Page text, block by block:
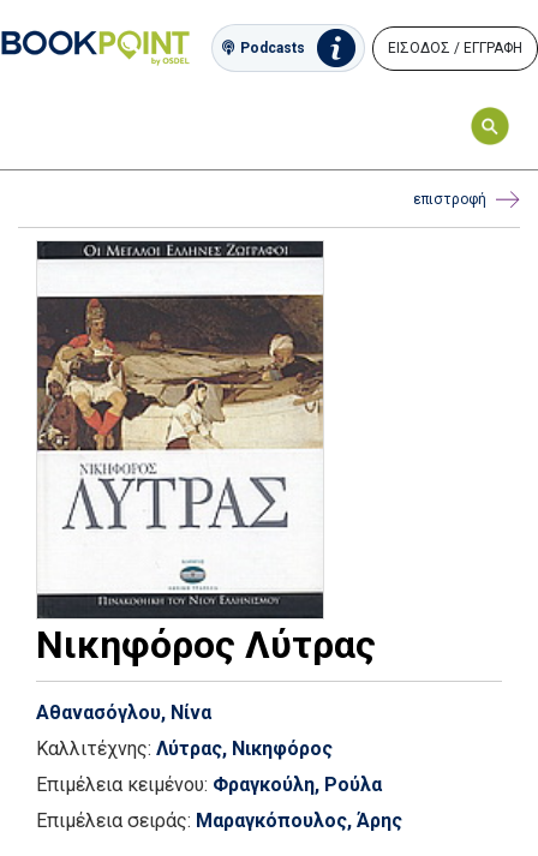
Podcasts ΕΙΣΟΔΟΣ / ΕΓΓΡΑΦΗ
επιστροφή
Νικηφόρος Λύτρας
Αθανασόγλου, Νίνα
Καλλιτέχνης: Λύτρας, Νικηφόρος
Επιμέλεια κειμένου: Φραγκούλη, Ρούλα
Επιμέλεια σειράς: Μαραγκόπουλος, Άρης